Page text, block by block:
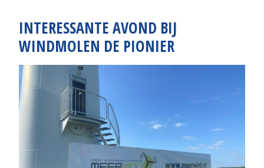
INTERESSANTE AVOND BIJ
WINDMOLEN DE PIONIER